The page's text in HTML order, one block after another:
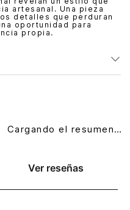
artesanal. Una pieza
detalles que perduran
oportunidad para
propia.
Ver reseñas
Cargando el resumen…